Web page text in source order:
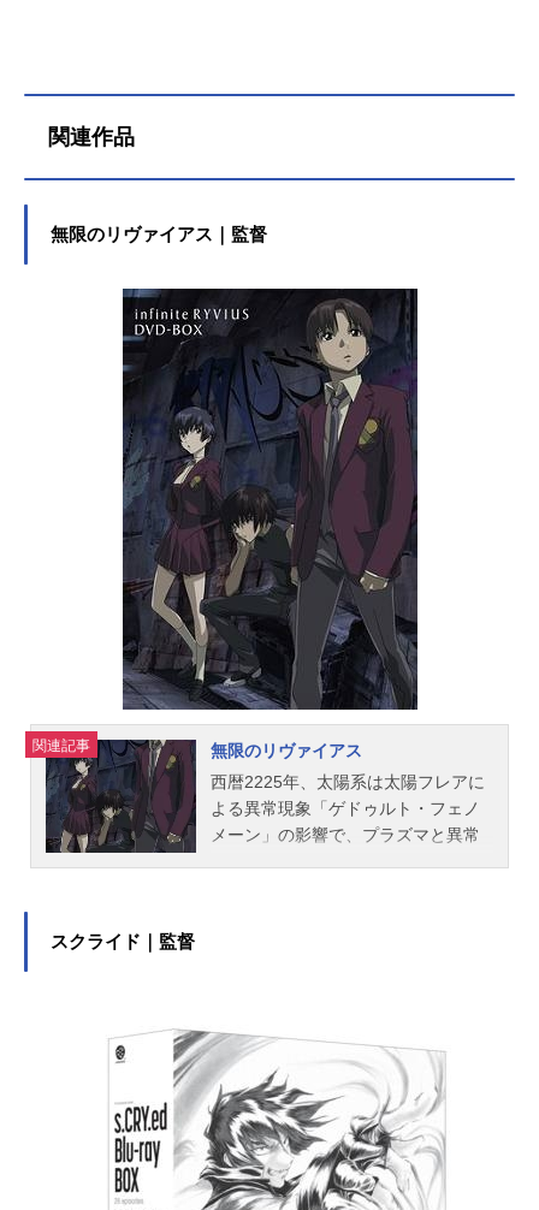
関連作品
無限のリヴァイアス｜監督
関連記事
無限のリヴァイアス
西暦2225年、太陽系は太陽フレアに
よる異常現象「ゲドゥルト・フェノ
メーン」の影響で、プラズマと異常
は、リーベ・デルタに隠されていた
謎の巨大航宙艦「リヴァイアス」に
乗り込み、大人を失った状況下でサ
バイバル生活を送りながら、救助が
来るのを待ち続ける。だが、救助の
期待とは裏腹にリヴァイアスは行く
先々で攻撃を受け、彼らは生き延び
スクライド｜監督